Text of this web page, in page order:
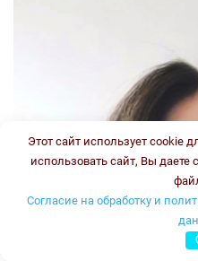
Этот сайт использует cookie
использовать сайт, Вы даете
Согласие на обработку и